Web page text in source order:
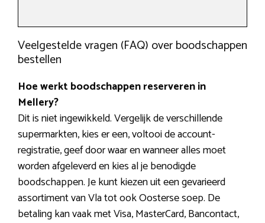
Veelgestelde vragen (FAQ) over boodschappen
bestellen
Hoe werkt boodschappen reserveren in
Mellery?
Dit is niet ingewikkeld. Vergelijk de verschillende
supermarkten, kies er een, voltooi de account-
registratie, geef door waar en wanneer alles moet
worden afgeleverd en kies al je benodigde
boodschappen. Je kunt kiezen uit een gevarieerd
assortiment van Vla tot ook Oosterse soep. De
betaling kan vaak met Visa, MasterCard, Bancontact,